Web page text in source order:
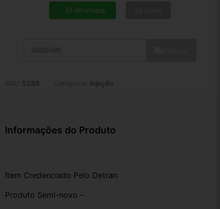
5x de R$ 19,77
6x de R$ 16,67
9x de R$ 11,51
Whatsapp
5288 Injeção
Informações do Produto
Item Credenciado Pelo Detran
Produto Semi-novo –